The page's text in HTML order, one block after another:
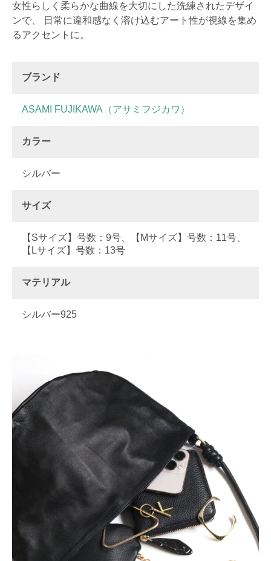
女性らしく柔らかな曲線を大切にした洗練されたデザイ
ンで、 日常に違和感なく溶け込むアート性が視線を集め
るアクセントに。
ブランド
ASAMI FUJIKAWA（アサミフジカワ）
カラー
シルバー
サイズ
【Sサイズ】号数：9号、【Mサイズ】号数：11号、
【Lサイズ】号数：13号
マテリアル
シルバー925